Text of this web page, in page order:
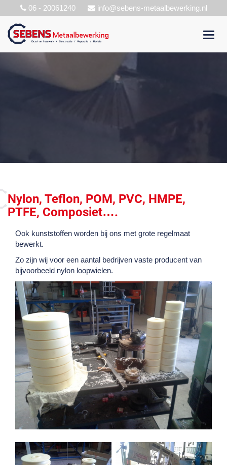
06 - 20061240 info@sebens-metaalbewerking.nl
Nylon, Teflon, POM, PVC, HMPE,
PTFE, Composiet….
Ook kunststoffen worden bij ons met grote regelmaat
bewerkt.
Zo zijn wij voor een aantal bedrijven vaste producent van
bijvoorbeeld nylon loopwielen.